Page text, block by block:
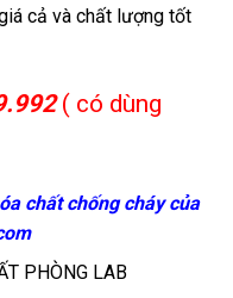
cả và chất lượng tốt
( có dùng
chất chống cháy của
PHÒNG LAB